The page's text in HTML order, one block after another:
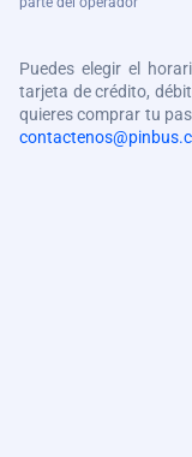
Puedes elegir el
tarjeta de crédito,
quieres comprar tu